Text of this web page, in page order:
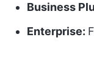
Business
Enterprise: